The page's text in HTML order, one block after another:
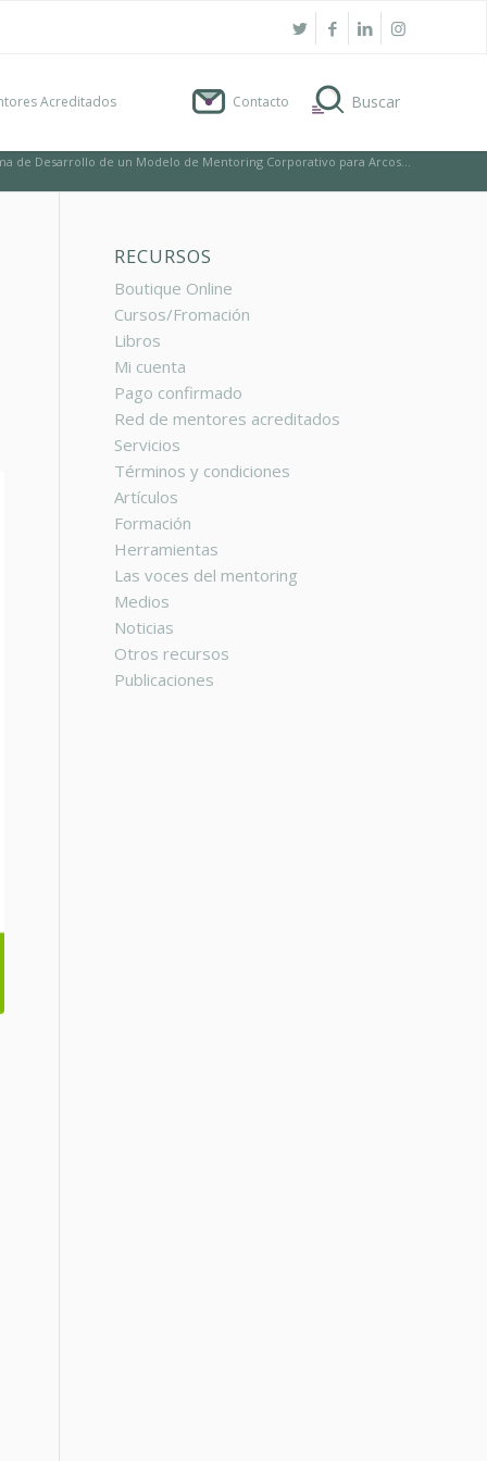
Acreditados Contacto
de Desarrollo de un Modelo de Mentoring Corporativo para Arcos...
RECURSOS
Boutique Online
Cursos/Fromación
Libros
Mi cuenta
Pago confirmado
Red de mentores acreditados
Servicios
Términos y condiciones
Artículos
Formación
Herramientas
Las voces del mentoring
Medios
Noticias
Otros recursos
Publicaciones